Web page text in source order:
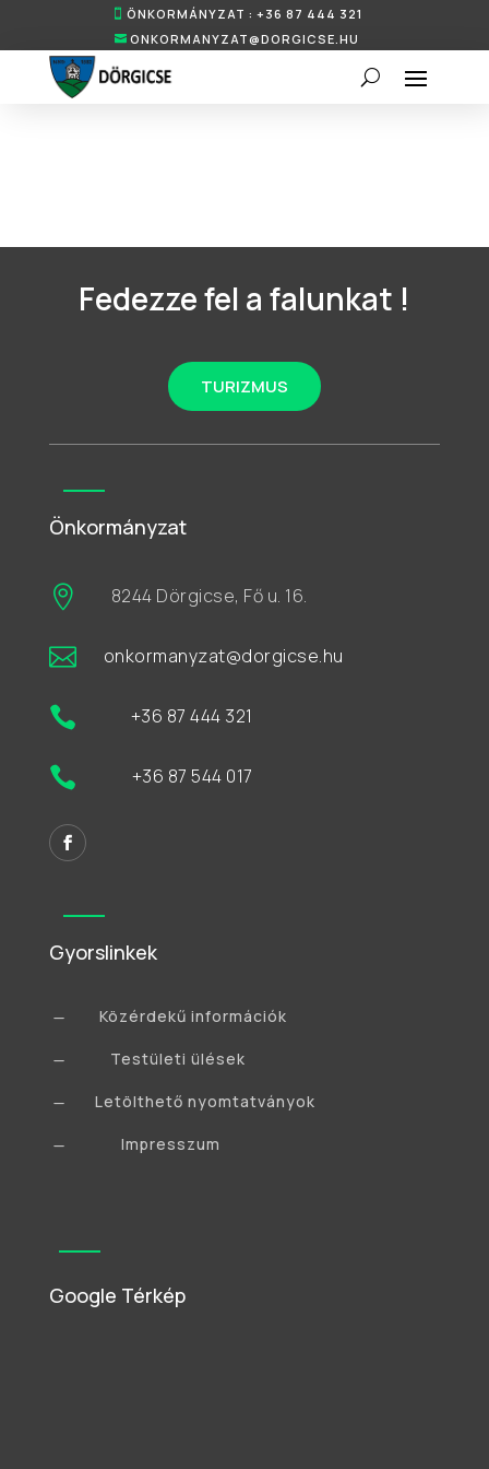
ÖNKORMÁNYZAT : +36 87 444 321
ONKORMANYZAT@DORGICSE.HU
Fedezze fel a falunkat !
TURIZMUS
Önkormányzat
 8244 Dörgicse, Fő u. 16.
 onkormanyzat@dorgicse.hu
 +36 87 444 321
 +36 87 544 017
Gyorslinkek
K Közérdekű információk
K Testületi ülések
K Letölthető nyomtatványok
K Impresszum
Google Térkép